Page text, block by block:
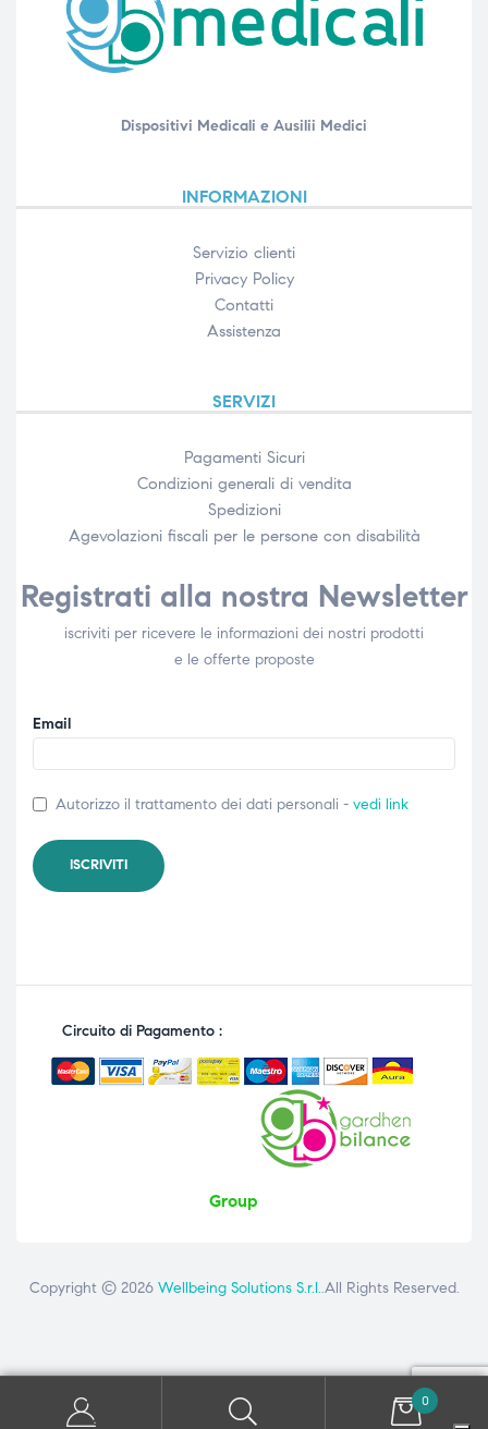
Dispositivi Medicali e Ausilii Medici
INFORMAZIONI
Servizio clienti
Privacy Policy
Contatti
Assistenza
SERVIZI
Pagamenti Sicuri
Condizioni generali di vendita
Spedizioni
Agevolazioni fiscali per le persone con disabilità​
Registrati alla nostra Newsletter
iscriviti per ricevere le informazioni dei nostri prodotti
e le offerte proposte
Email
Autorizzo il trattamento dei dati personali - vedi link
Circuito di Pagamento :
Group
Copyright © 2026 Wellbeing Solutions S.r.l..All Rights Reserved.
0
ai seguenti numeri: +39 081 8692160 - +39 3358726975